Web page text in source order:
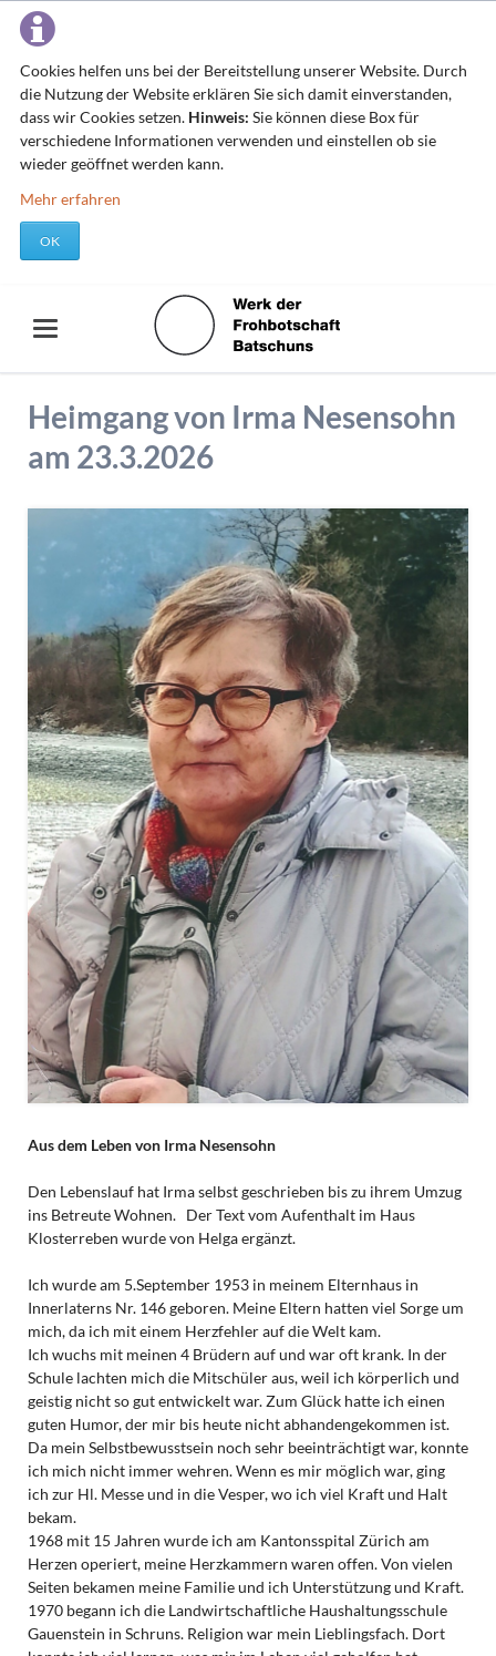
Cookies helfen uns bei der Bereitstellung unserer Website. Durch
die Nutzung der Website erklären Sie sich damit einverstanden,
dass wir Cookies setzen. Hinweis: Sie können diese Box für
verschiedene Informationen verwenden und einstellen ob sie
wieder geöffnet werden kann.
Mehr erfahren
OK
Heimgang von Irma Nesensohn
am 23.3.2026
Aus dem Leben von Irma Nesensohn
Den Lebenslauf hat Irma selbst geschrieben bis zu ihrem Umzug
ins Betreute Wohnen. Der Text vom Aufenthalt im Haus
Klosterreben wurde von Helga ergänzt.
Ich wurde am 5.September 1953 in meinem Elternhaus in
Innerlaterns Nr. 146 geboren. Meine Eltern hatten viel Sorge um
mich, da ich mit einem Herzfehler auf die Welt kam.
Ich wuchs mit meinen 4 Brüdern auf und war oft krank. In der
Schule lachten mich die Mitschüler aus, weil ich körperlich und
geistig nicht so gut entwickelt war. Zum Glück hatte ich einen
guten Humor, der mir bis heute nicht abhandengekommen ist.
Da mein Selbstbewusstsein noch sehr beeinträchtigt war, konnte
ich mich nicht immer wehren. Wenn es mir möglich war, ging
ich zur Hl. Messe und in die Vesper, wo ich viel Kraft und Halt
bekam.
1968 mit 15 Jahren wurde ich am Kantonsspital Zürich am
Herzen operiert, meine Herzkammern waren offen. Von vielen
Seiten bekamen meine Familie und ich Unterstützung und Kraft.
1970 begann ich die Landwirtschaftliche Haushaltungsschule
Gauenstein in Schruns. Religion war mein Lieblingsfach. Dort